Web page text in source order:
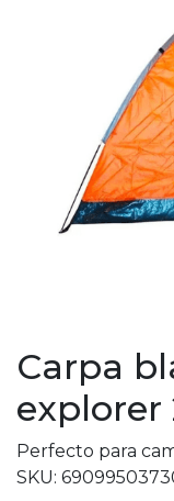
Carpa
explorer
Perfecto para
SKU: